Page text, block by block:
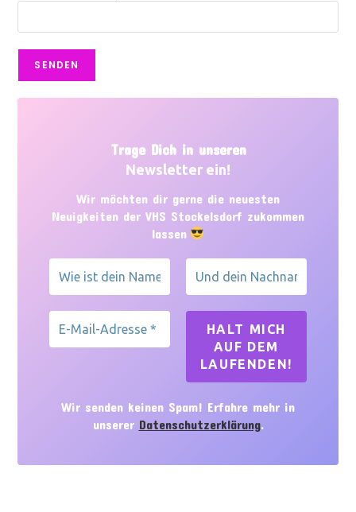
Trage Dich in unseren
Newsletter ein!
Wir möchten dir gerne die neuesten
Neuigkeiten der VHS Stockelsdorf zukommen
lassen
Wir senden keinen Spam! Erfahre mehr in
unserer Datenschutzerklärung.